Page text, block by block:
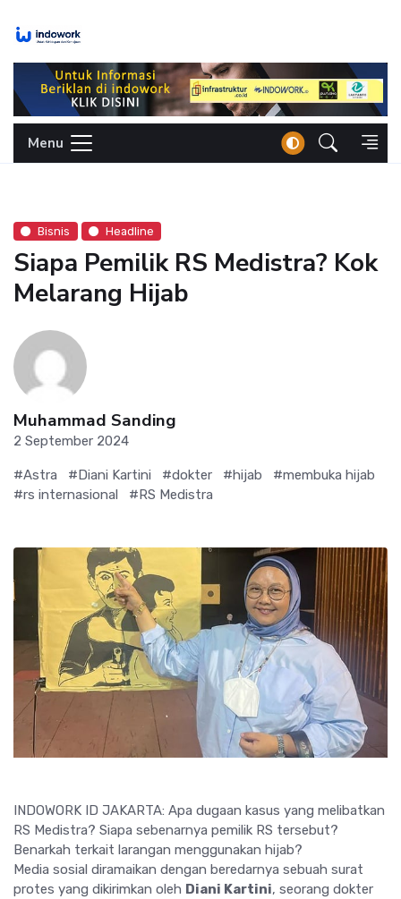
Menu
Bisnis Headline
Siapa Pemilik RS Medistra? Kok
Melarang Hijab
Muhammad Sanding
2 September 2024
#Astra #Diani Kartini #dokter #hijab
#membuka hijab
#rs internasional
#RS Medistra
INDOWORK ID JAKARTA: Apa dugaan kasus yang melibatkan
RS Medistra? Siapa sebenarnya pemilik RS tersebut?
Benarkah terkait larangan menggunakan hijab?
Media sosial diramaikan dengan beredarnya sebuah surat
protes yang dikirimkan oleh Diani Kartini, seorang dokter